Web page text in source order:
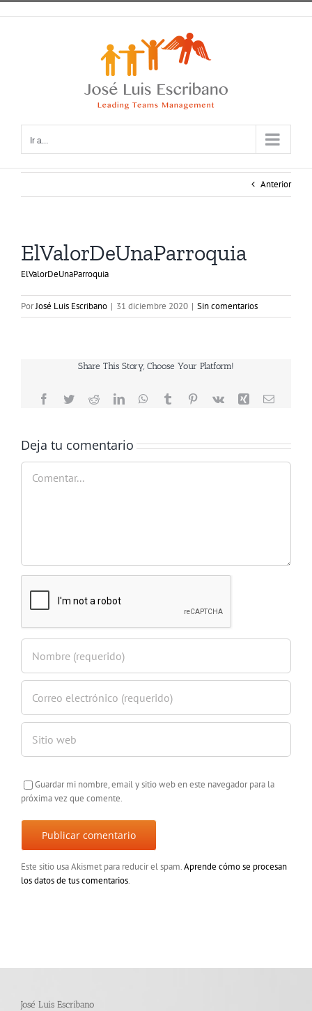
Saltar
al
Ir a...
Anterior
ElValorDeUnaParroquia
ElValorDeUnaParroquia
PorJosé Luis Escribano | 31 diciembre 2020 | Sin comentarios
Share This Story, Choose Your Platform!
Facebook
TwitterRedditLinkedInWhatsApp
TumblrPinterest
Vk Xing Correo
Deja tu comentario
Comentar
Guardar mi nombre, email y sitio web en este navegador para la
próxima vez que comente.
Este sitio usa Akismet para reducir el spam.Aprende cómo se procesan
los datos de tus comentarios.
José Luis Escribano